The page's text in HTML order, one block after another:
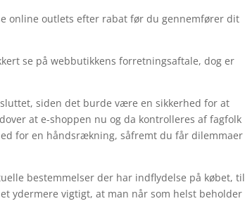
online outlets efter rabat før du gennemfører dit
se på webbutikkens forretningsaftale, dog er
siden det burde være en sikkerhed for at
at e-shoppen nu og da kontrolleres af fagfolk
for en håndsrækning, såfremt du får dilemmaer
bestemmelser der har indflydelse på købet, til
ydermere vigtigt, at man når som helst beholder